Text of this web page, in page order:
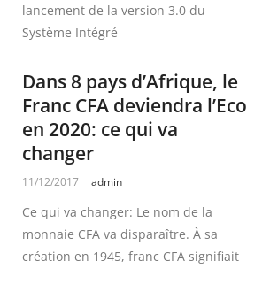
lancement de la version 3.0 du
Système Intégré
Dans 8 pays d’Afrique, le
Franc CFA deviendra l’Eco
en 2020: ce qui va
changer
11/12/2017 admin
Ce qui va changer: Le nom de la
monnaie CFA va disparaître. À sa
création en 1945, franc CFA signifiait